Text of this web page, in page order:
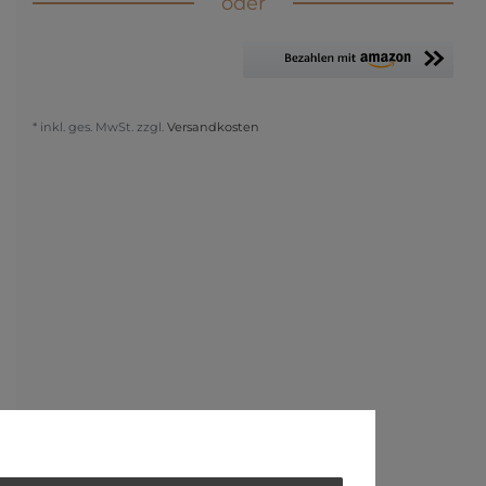
* inkl. ges. MwSt. zzgl. Versandkosten